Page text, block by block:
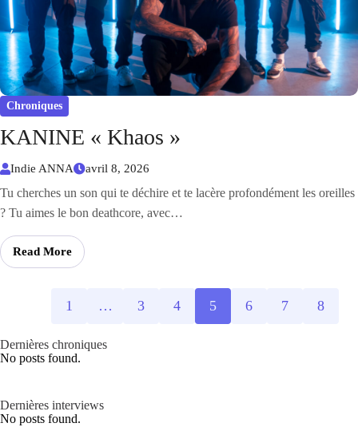
Chroniques
KANINE « Khaos »
Indie ANNA avril 8, 2026
Tu cherches un son qui te déchire et te lacère profondément les oreilles
? Tu aimes le bon deathcore, avec…
Read More
1 … 3 4 5 6 7 8
Dernières chroniques
No posts found.
Dernières interviews
No posts found.